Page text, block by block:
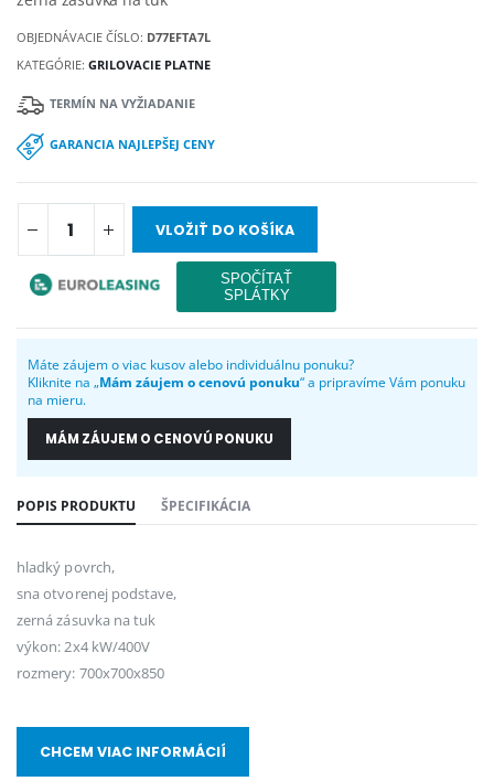
OBJEDNÁVACIE ČÍSLO: D77EFTA7L
KATEGÓRIE:GRILOVACIE PLATNE
TERMÍN NA VYŽIADANIE
GARANCIA NAJLEPŠEJ CENY
VLOŽIŤ DO KOŠÍKA
Máte záujem o viac kusov alebo individuálnu ponuku?
Kliknite na „Mám záujem o cenovú ponuku“ a pripravíme Vám ponuku
na mieru.
MÁM ZÁUJEM O CENOVÚ PONUKU
POPIS PRODUKTU ŠPECIFIKÁCIA
hladký povrch,
sna otvorenej podstave,
zerná zásuvka na tuk
výkon: 2x4 kW/400V
rozmery: 700x700x850
CHCEM VIAC INFORMÁCIÍ